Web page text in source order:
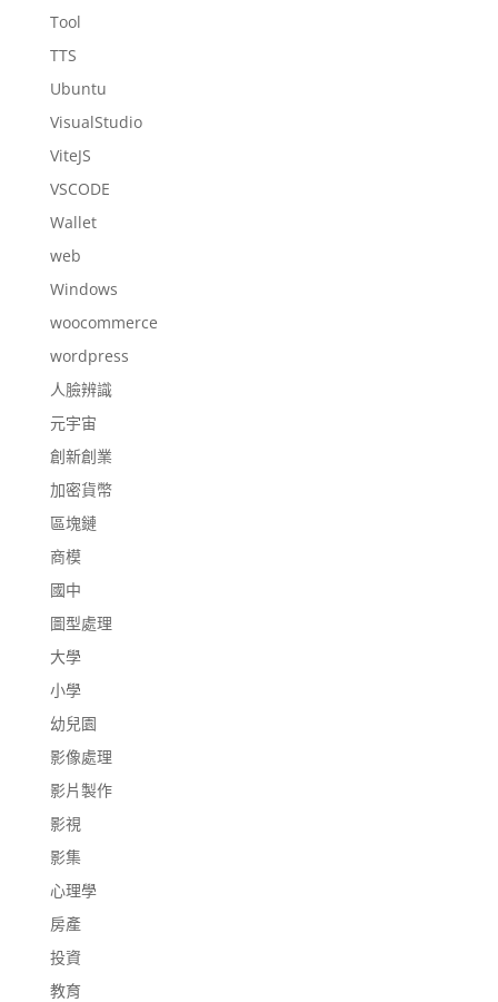
Tool
TTS
Ubuntu
VisualStudio
ViteJS
VSCODE
Wallet
web
Windows
woocommerce
wordpress
人臉辨識
元宇宙
創新創業
加密貨幣
區塊鏈
商模
國中
圖型處理
大學
小學
幼兒園
影像處理
影片製作
影視
影集
心理學
房產
投資
教育